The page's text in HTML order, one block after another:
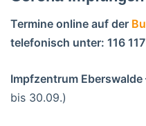
Termine online auf der
telefonisch unter: 116 117
Impfzentrum Eberswalde
bis 30.09.)